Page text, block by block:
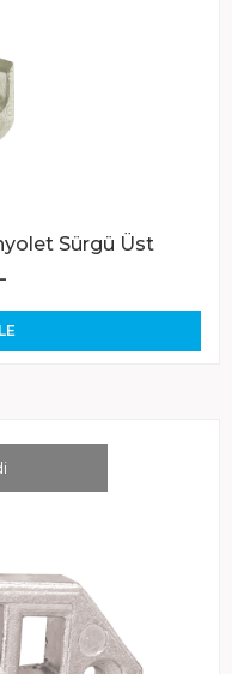
Sürgü Üst